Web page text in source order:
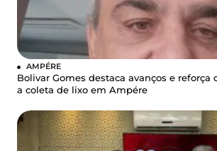
AMPÉRE
Bolivar Gomes destaca avanços e reforça
a coleta de lixo em Ampére